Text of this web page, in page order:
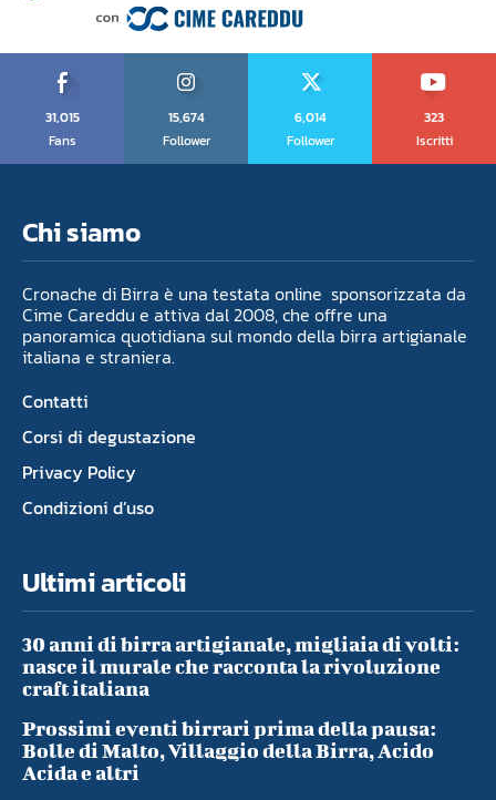
31,015
Fans
15,674
Follower
6,014
Follower
323
Iscritti
Chi siamo
Cronache di Birra è una testata online sponsorizzata da
Cime Careddu e attiva dal 2008, che offre una
panoramica quotidiana sul mondo della birra artigianale
italiana e straniera.
Contatti
Corsi di degustazione
Privacy Policy
Condizioni d’uso
Ultimi articoli
30 anni di birra artigianale, migliaia di volti:
nasce il murale che racconta la rivoluzione
craft italiana
Prossimi eventi birrari prima della pausa:
Bolle di Malto, Villaggio della Birra, Acido
Acida e altri